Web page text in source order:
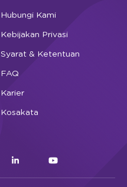
Hubungi Kami
Kebijakan Privasi
Syarat & Ketentuan
FAQ
Karier
Kosakata